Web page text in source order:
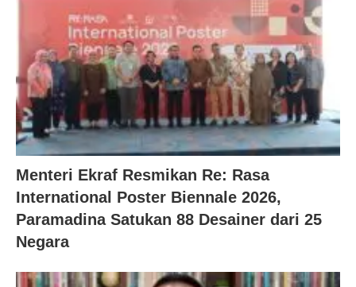
Menteri Ekraf Resmikan Re: Rasa
International Poster Biennale 2026,
Paramadina Satukan 88 Desainer dari 25
Negara